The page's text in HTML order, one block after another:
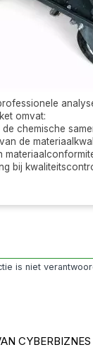
omvat:
chemische
de
bij
is niet
CYBERBIZNES